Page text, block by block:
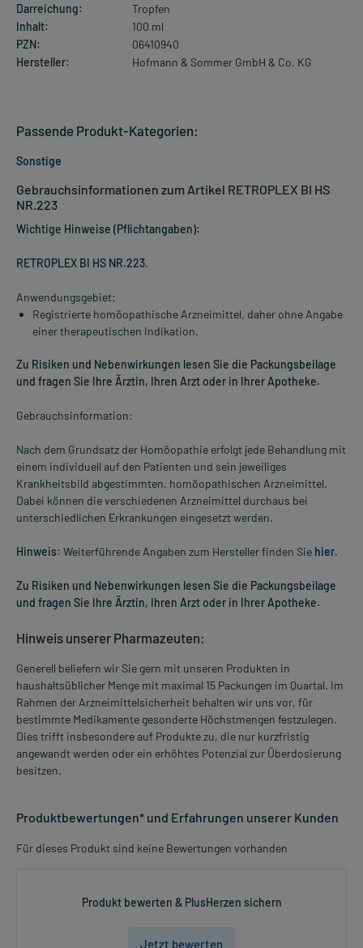
Darreichung:
Tropfen
Inhalt:
100 ml
PZN:
06410940
Hersteller:
Hofmann & Sommer GmbH & Co. KG
Gebrauchsinformationen zum Artikel RETROPLEX BI HS
NR.223
Wichtige Hinweise (Pflichtangaben):
RETROPLEX BI HS NR.223.
Anwendungsgebiet:
Registrierte homöopathische Arzneimittel, daher ohne Angabe
einer therapeutischen Indikation.
Zu Risiken und Nebenwirkungen lesen Sie die Packungsbeilage
und fragen Sie Ihre Ärztin, Ihren Arzt oder in Ihrer Apotheke.
Gebrauchsinformation:
Nach dem Grundsatz der Homöopathie erfolgt jede Behandlung mit
einem individuell auf den Patienten und sein jeweiliges
Krankheitsbild abgestimmten, homöopathischen Arzneimittel.
Dabei können die verschiedenen Arzneimittel durchaus bei
unterschiedlichen Erkrankungen eingesetzt werden.
Hinweis: Weiterführende Angaben zum Hersteller finden Sie hier.
Zu Risiken und Nebenwirkungen lesen Sie die Packungsbeilage
und fragen Sie Ihre Ärztin, Ihren Arzt oder in Ihrer Apotheke.
Hinweis unserer Pharmazeuten:
Generell beliefern wir Sie gern mit unseren Produkten in
haushaltsüblicher Menge mit maximal 15 Packungen im Quartal. Im
Rahmen der Arzneimittelsicherheit behalten wir uns vor, für
bestimmte Medikamente gesonderte Höchstmengen festzulegen.
Dies trifft insbesondere auf Produkte zu, die nur kurzfristig
angewandt werden oder ein erhöhtes Potenzial zur Überdosierung
besitzen.
Produktbewertungen* und Erfahrungen unserer Kunden
Für dieses Produkt sind keine Bewertungen vorhanden
Produkt bewerten & PlusHerzen sichern
Jetzt bewerten
Passende Produkt-Kategorien:
Sonstige